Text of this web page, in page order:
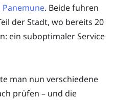
Panemune. Beide fuhren
der Stadt, wo bereits 20
ein suboptimaler Service
man nun verschiedene
prüfen – und die